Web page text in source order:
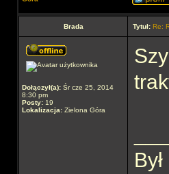
Brada Tytuł: Re:
Dołączył(a): Śr cze 25, 2014
8:30 pm
Posty: 19
Lokalizacja: Zielona Góra